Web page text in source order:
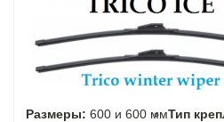
Размеры: 600 и 600 ммТип